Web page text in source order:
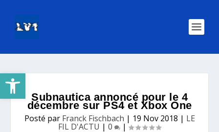
Ouvrir la barre d’outils
Subnautica annoncé pour le 4
décembre sur PS4 et Xbox One
Posté par Franck Fischbach | 19 Nov 2018 | LE
FIL D'ACTU | 0 |